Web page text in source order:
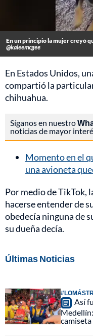
En un principio la mujer creyó
@kaleemcgee
En Estados Unidos,
compartió la
chihuahua.
Síganos en nuestro
noticias de mayor
Momento en el
una avioneta
Por medio de TikTok,
hacerse entender de
obedecía ninguna de
su dueña decía.
Últimas Noticias
Así